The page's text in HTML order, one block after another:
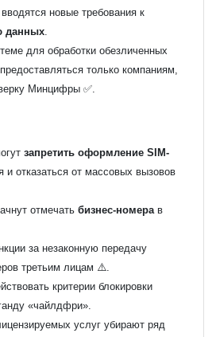
новые требования к
данных
для обработки обезличенных
только компаниям,
Минцифры ✅.
запретить оформление SIM-
и отказаться от массовых вызовов
отмечать бизнес-номера в
за незаконную передачу
третьим лицам ⚠️.
критерии блокировки
«чайлдфри».
услуг убирают ряд